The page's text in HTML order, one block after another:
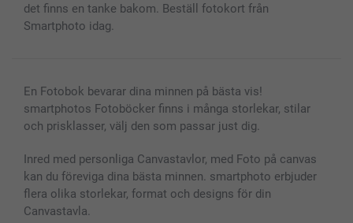
det finns en tanke bakom. Beställ fotokort från
Smartphoto idag.
En Fotobok bevarar dina minnen på bästa vis!
smartphotos Fotoböcker finns i många storlekar, stilar
och prisklasser, välj den som passar just dig.
Inred med personliga Canvastavlor, med Foto på canvas
kan du föreviga dina bästa minnen. smartphoto erbjuder
flera olika storlekar, format och designs för din
Canvastavla.